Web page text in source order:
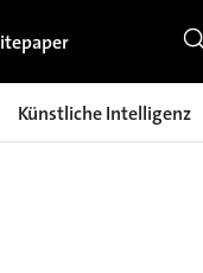
Künstliche Intelligenz